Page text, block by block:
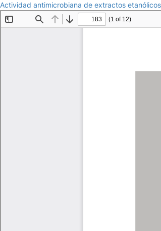
Actividad antimicrobiana de extractos